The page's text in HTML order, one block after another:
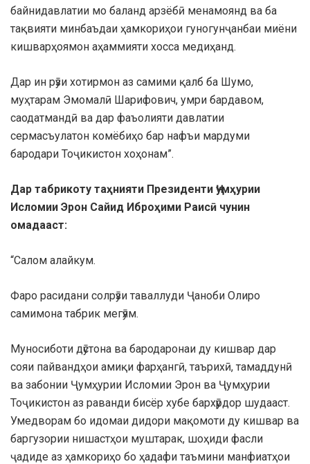
байнидавлатии мо баланд арзёбӣ менамоянд ва ба
тақвияти минбаъдаи ҳамкориҳои гуногунҷанбаи миёни
кишварҳоямон аҳаммияти хосса медиҳанд.
Дар ин рӯзи хотирмон аз самими қалб ба Шумо,
муҳтарам Эмомалӣ Шарифович, умри бардавом,
саодатмандӣ ва дар фаъолияти давлатии
сермаcъулатон комёбиҳо бар нафъи мардуми
бародари Тоҷикистон хоҳонам”.
Дар табрикоту таҳнияти Президенти Ҷумҳурии
Исломии Эрон Сайид Иброҳими Раисӣ чунин
омадааст:
“Салом алайкум.
Фаро расидани солрӯзи таваллуди Ҷаноби Олиро
самимона табрик мегӯям.
Муносиботи дӯстона ва бародаронаи ду кишвар дар
сояи пайвандҳои амиқи фарҳангӣ, таърихӣ, тамаддунӣ
ва забонии Ҷумҳурии Исломии Эрон ва Ҷумҳурии
Тоҷикистон аз раванди бисёр хубе бархӯрдор шудааст.
Умедворам бо идомаи дидори мақомоти ду кишвар ва
баргузории нишастҳои муштарак, шоҳиди фасли
ҷадиде аз ҳамкориҳо бо ҳадафи таъмини манфиатҳои